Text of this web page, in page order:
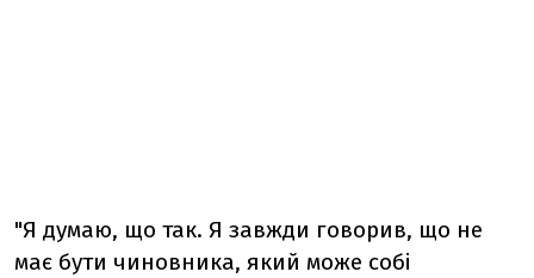
"Я думаю, що так. Я завжди говорив, що не
має бути чиновника, який може собі